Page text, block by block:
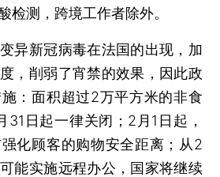
检测，跨境工作者除外。
新冠病毒在法国的出现，加
，削弱了宵禁的效果，因此政
：面积超过2万平方米的非食
31日起一律关闭；2月1日起，
化顾客的购物安全距离；从2
能实施远程办公，国家将继续